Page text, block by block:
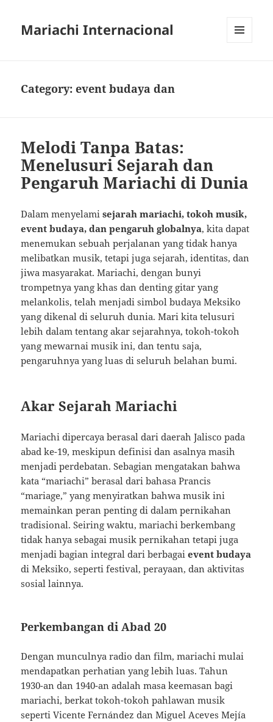
Mariachi Internacional
Category:event budaya dan
Melodi Tanpa Batas:
Menelusuri Sejarah dan
Pengaruh Mariachi di Dunia
Dalam menyelamisejarah mariachi, tokoh musik,
event budaya, dan pengaruh globalnya, kita dapat
menemukan sebuah perjalanan yang tidak hanya
melibatkan musik, tetapi juga sejarah, identitas, dan
jiwa masyarakat. Mariachi, dengan bunyi
trompetnya yang khas dan denting gitar yang
melankolis, telah menjadi simbol budaya Meksiko
yang dikenal di seluruh dunia. Mari kita telusuri
lebih dalam tentang akar sejarahnya, tokoh-tokoh
yang mewarnai musik ini, dan tentu saja,
pengaruhnya yang luas di seluruh belahan bumi.
Akar Sejarah Mariachi
Mariachi dipercaya berasal dari daerah Jalisco pada
abad ke-19, meskipun definisi dan asalnya masih
menjadi perdebatan. Sebagian mengatakan bahwa
kata “mariachi” berasal dari bahasa Prancis
“mariage,” yang menyiratkan bahwa musik ini
memainkan peran penting di dalam pernikahan
tradisional. Seiring waktu, mariachi berkembang
tidak hanya sebagai musik pernikahan tetapi juga
menjadi bagian integral dari berbagaievent budaya
di Meksiko, seperti festival, perayaan, dan aktivitas
sosial lainnya.
Perkembangan di Abad 20
Dengan munculnya radio dan film, mariachi mulai
mendapatkan perhatian yang lebih luas. Tahun
1930-an dan 1940-an adalah masa keemasan bagi
mariachi, berkat tokoh-tokoh pahlawan musik
seperti Vicente Fernández dan Miguel Aceves Mejía